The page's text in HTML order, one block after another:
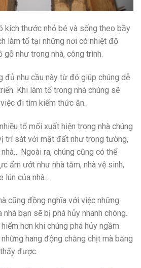
kích thước nhỏ bé và sống theo bầy
làm tổ tại những nơi có nhiệt độ
gỗ như trong nhà, công trình.
đủ nhu cầu này từ đó giúp chúng dễ
Khi làm tổ trong nhà chúng sẽ
đi tìm kiếm thức ăn.
tổ mối xuất hiện trong nhà chúng
trí sát với mặt đất như trong tường,
Ngoài ra, chúng cũng có thể
ẩm ướt như nhà tắm, nhà vệ sinh,
của nhà…
cũng đồng nghĩa với việc những
bạn sẽ bị phá hủy nhanh chóng.
hơn khi chúng phá hủy ngầm
hang động chằng chịt mà bằng
được.